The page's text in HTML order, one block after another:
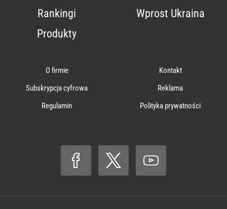
Rankingi
Wprost Ukraina
Produkty
O firmie
Kontakt
Subskrypcja cyfrowa
Reklama
Regulamin
Polityka prywatności